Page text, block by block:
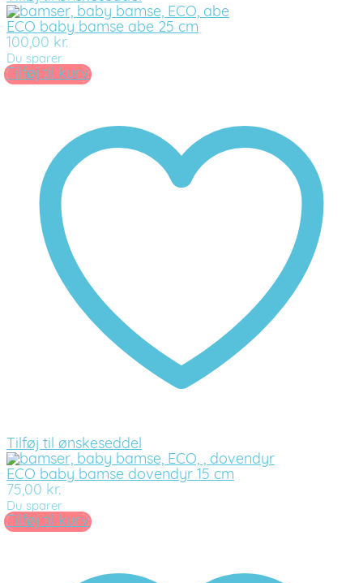
ECO baby bamse abe 25 cm
100,00 kr.
Du sparer
Tilføj til kurv
Tilføj til ønskeseddel
ECO baby bamse dovendyr 15 cm
75,00 kr.
Du sparer
Tilføj til kurv